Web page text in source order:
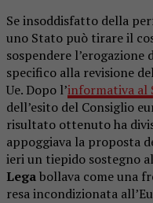
Se insoddisfatto della
uno Stato può tirare il
sospendere
specifico alla revisione
Ue. Dopo l’informativa al
dell’esito del Consiglio
risultato ottenuto ha
appoggiava la proposta
ieri un tiepido sostegno
Legabollava come una
resa incondizionata